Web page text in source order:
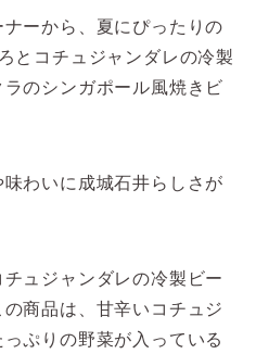
ーから、夏にぴったりの
とコチュジャンダレの冷製
のシンガポール風焼きビ
わいに成城石井らしさが
ュジャンダレの冷製ビー
商品は、甘辛いコチュジ
ぷりの野菜が入っている